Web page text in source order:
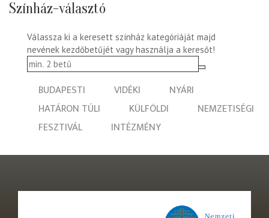
Színház-választó
Válassza ki a keresett színház kategóriáját majd
nevének kezdőbetűjét vagy használja a keresőt!
BUDAPESTI VIDÉKI
NYÁRI
HATÁRON TÚLI
KÜLFÖLDI
NEMZETISÉGI
FESZTIVÁL
INTÉZMÉNY